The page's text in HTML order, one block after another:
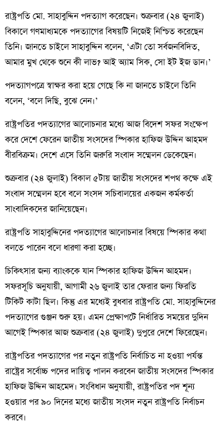
রাষ্ট্রপতি মো. সাহাবুদ্দিন পদত্যাগ করেছেন। শুক্রবার (২৪ জুলাই)
বিকালে গণমাধ্যমকে পদত্যাগের বিষয়টি নিজেই নিশ্চিত করেছেন
তিনি। জানতে চাইলে সাহাবুদ্দিন বলেন, ‘এটা তো সর্বজনবিদিত,
আমার মুখ থেকে শুনে কী লাভ? আই অ্যাম সিক, সো ইট ইজ ডান।’
পদত্যাগপত্রে স্বাক্ষর করা হয়ে গেছে কি না জানতে চাইলে তিনি
বলেন, ‘বলে দিছি, বুঝে নেন।’
রাষ্ট্রপতির পদত্যাগের আলোচনার মধ্যে আজ বিদেশ সফর সংক্ষেপ
করে দেশে ফেরেন জাতীয় সংসদের স্পিকার হাফিজ উদ্দিন আহমদ
বীরবিক্রম। দেশে এসে তিনি জরুরি সংবাদ সম্মেলন ডেকেছেন।
শুক্রবার (২৪ জুলাই) বিকাল ৫টায় জাতীয় সংসদের শপথ কক্ষে এই
সংবাদ সম্মেলন হবে বলে সংসদ সচিবালয়ের একজন কর্মকর্তা
সাংবাদিকদের জানিয়েছেন।
রাষ্ট্রপতি সাহাবুদ্দিনের পদত্যাগের আলোচনার বিষয়ে স্পিকার কথা
বলতে পারেন বলে ধারণা করা হচ্ছে।
চিকিৎসার জন্য ব্যাংককে যান স্পিকার হাফিজ উদ্দিন আহমদ।
সফরসূচি অনুযায়ী, আগামী ২৬ জুলাই তার ফেরার জন্য ফিরতি
টিকিট কাটা ছিল। কিন্তু এর মধ্যেই বুধবার রাষ্ট্রপতি মো. সাহাবুদ্দিনের
পদত্যাগের গুঞ্জন শুরু হয়। এমন প্রেক্ষাপটে নির্ধারিত সময়ের দুদিন
আগেই স্পিকার আজ শুক্রবার (২৪ জুলাই) দুপুরে দেশে ফিরেছেন।
রাষ্ট্রপতির পদত্যাগের পর নতুন রাষ্ট্রপতি নির্বাচিত না হওয়া পর্যন্ত
রাষ্ট্রের সর্বোচ্চ পদের দায়িত্ব পালন করবেন জাতীয় সংসদের স্পিকার
হাফিজ উদ্দিন আহমেদ। সংবিধান অনুযায়ী, রাষ্ট্রপতির পদ শূন্য
হওয়ার পর ৯০ দিনের মধ্যে জাতীয় সংসদ নতুন রাষ্ট্রপতি নির্বাচন
করবে।